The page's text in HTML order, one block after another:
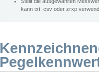
kann txt, csv oder zrxp